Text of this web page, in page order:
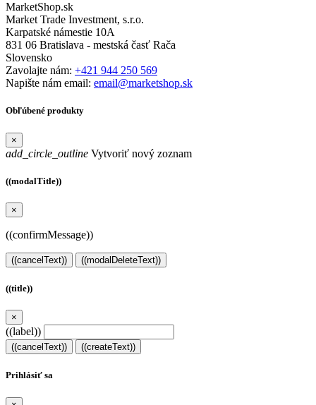
MarketShop.sk
Market Trade Investment, s.r.o.
Karpatské námestie 10A
831 06 Bratislava - mestská časť Rača
Slovensko
Zavolajte nám: +421 944 250 569
Napište nám email: email@marketshop.sk
Obľúbené produkty
×
add_circle_outline Vytvoriť nový zoznam
((modalTitle))
×
((confirmMessage))
((cancelText)) ((modalDeleteText))
((title))
×
((label))
((cancelText)) ((createText))
Prihlásiť sa